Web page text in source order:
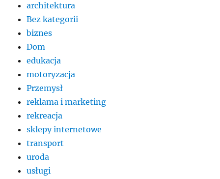
architektura
Bez kategorii
biznes
Dom
edukacja
motoryzacja
Przemysł
reklama i marketing
rekreacja
sklepy internetowe
transport
uroda
usługi